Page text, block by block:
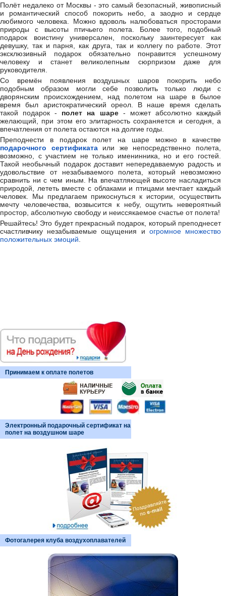
Полёт недалеко от Москвы - это самый безопасный, живописный
и романтический способ покорить небо, а заодно и сердце
любимого человека. Можно вдоволь налюбоваться просторами
природы с высоты птичьего полета. Более того, подобный
подарок воистину универсален, поскольку заинтересует как
девушку, так и парня, как друга, так и коллегу по работе. Этот
эксклюзивный подарок обязательно понравится успешному
человеку и станет великолепным сюрпризом даже для
руководителя.
Со времён появления воздушных шаров покорить небо
подобным образом могли себе позволить только люди с
дворянским происхождением, над полетом на шаре в былое
время был аристократический ореол. В наше время сделать
такой подарок - полет на шаре- может абсолютно каждый
желающий, при этом его элитарность сохраняется и сегодня, а
впечатления от полета остаются на долгие годы.
Преподнести в подарок полет на шаре можно в качестве
подарочного сертификатаили же непосредственно полета,
возможно, с участием не только именинника, но и его гостей.
Такой необычный подарок доставит непередаваемую радость и
удовольствие от незабываемого полета, который невозможно
сравнить ни с чем иным. На впечатляющей высоте насладиться
природой, лететь вместе с облаками и птицами мечтает каждый
человек. Мы предлагаем прикоснуться к истории, осуществить
мечту человечества, возвысится к небу, ощутить невероятный
простор, абсолютную свободу и неиссякаемое счастье от полета!
Решайтесь! Это будет прекрасный подарок, который преподнесет
счастливчику незабываемые ощущения и огромное множество
положительных эмоций
Принимаем к оплате полетов
Электронный подарочный сертификат на
полет на воздушном шаре
Фотогалерея клуба воздухоплавателей